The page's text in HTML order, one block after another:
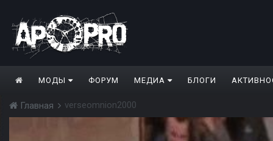
МОДЫ ФОРУМ МЕДИА БЛОГИ
Главная verseomnion2000